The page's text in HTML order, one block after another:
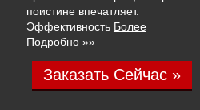
поистине впечатляет.
Эффективность Более
Подробно »»
Заказать Сейчас »